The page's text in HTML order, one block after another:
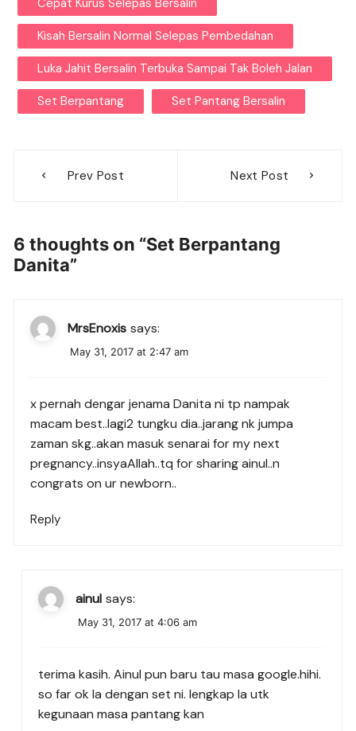
Kisah Bersalin Normal Selepas Pembedahan
Luka Jahit Bersalin Terbuka Sampai Tak Boleh Jalan
Set Berpantang Set Pantang Bersalin
navigation
Prev Post Next Post
6 thoughts on “Set Berpantang
Danita”
MrsEnoxis says:
May 31, 2017 at 2:47 am
x pernah dengar jenama Danita ni tp nampak
macam best..lagi2 tungku dia..jarang nk jumpa
zaman skg..akan masuk senarai for my next
pregnancy..insyaAllah..tq for sharing ainul..n
congrats on ur newborn..
Reply
ainul says:
May 31, 2017 at 4:06 am
terima kasih. Ainul pun baru tau masa google.hihi.
so far ok la dengan set ni. lengkap la utk
kegunaan masa pantang kan